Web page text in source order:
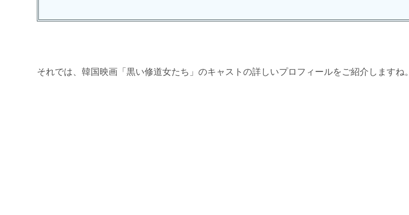
それでは、韓国映画「黒い修道女たち」のキャストの詳しいプロフィールをご紹介しますね。